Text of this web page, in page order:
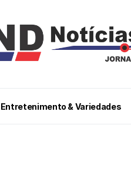
Entretenimento & Variedades